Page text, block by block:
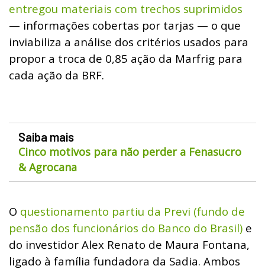
entregou materiais com trechos suprimidos
— informações cobertas por tarjas — o que
inviabiliza a análise dos critérios usados para
propor a troca de 0,85 ação da Marfrig para
cada ação da BRF.
Saiba mais
Cinco motivos para não perder a Fenasucro
& Agrocana
O questionamento partiu da Previ (fundo de
pensão dos funcionários do Banco do Brasil) e
do investidor Alex Renato de Maura Fontana,
ligado à família fundadora da Sadia. Ambos